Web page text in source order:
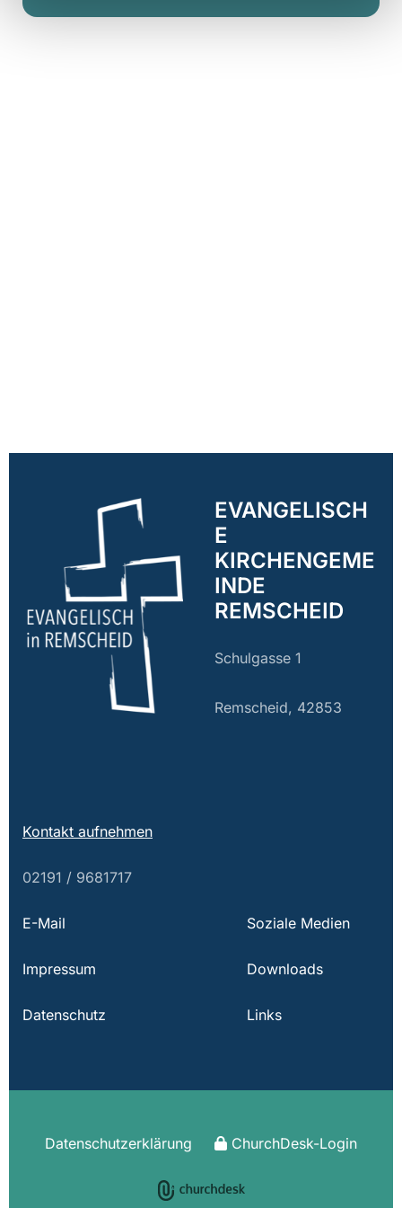
EVANGELISCH
E
KIRCHENGEME
INDE
REMSCHEID
Schulgasse 1
Remscheid, 42853
Kontakt aufnehmen
02191 / 9681717
E-Mail
Impressum
Datenschutz
Soziale Medien
Downloads
Links
Datenschutzerklärung ChurchDesk-Login